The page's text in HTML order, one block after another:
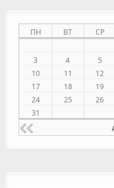
ПН ВТ СР
3
4 5
10
11 12
17
18 19
24
25 26
31